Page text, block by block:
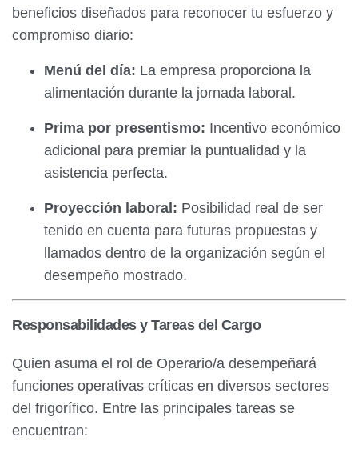
beneficios diseñados para reconocer tu esfuerzo y
compromiso diario:
Menú del día: La empresa proporciona la
alimentación durante la jornada laboral.
Prima por presentismo: Incentivo económico
adicional para premiar la puntualidad y la
asistencia perfecta.
Proyección laboral: Posibilidad real de ser
tenido en cuenta para futuras propuestas y
llamados dentro de la organización según el
desempeño mostrado.
Responsabilidades y Tareas del Cargo
Quien asuma el rol de Operario/a desempeñará
funciones operativas críticas en diversos sectores
del frigorífico. Entre las principales tareas se
encuentran: